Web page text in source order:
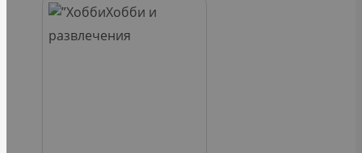
Хобби и
развлечения